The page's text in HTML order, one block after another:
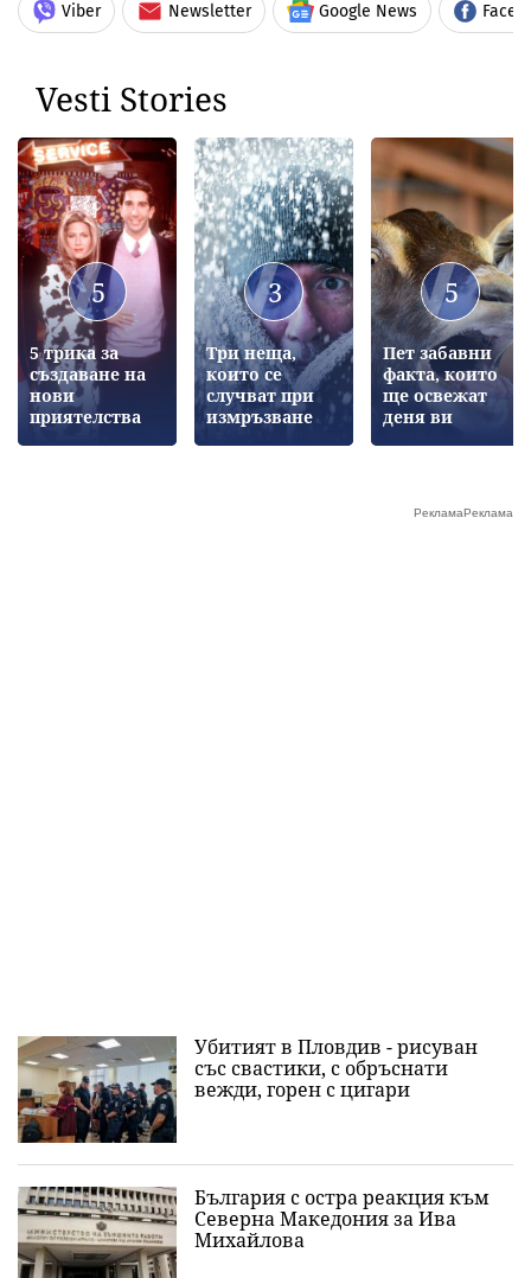
Viber Newsletter Google News
Vesti Stories
5
5 трика за
създаване на
нови
приятелства
3
Три неща,
които се
случват при
измръзване
5
Пет забавни
факта, които
ще освежат
деня ви
Убитият в Пловдив - рисуван
със свастики, с обръснати
вежди, горен с цигари
България с остра реакция към
Северна Македония за Ива
Михайлова